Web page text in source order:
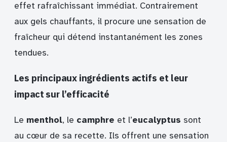
effet rafraîchissant immédiat. Contrairement
aux gels chauffants, il procure une sensation de
fraîcheur qui détend instantanément les zones
tendues.
Les principaux ingrédients actifs et leur
impact sur l’efficacité
Le menthol, le camphre et l’eucalyptus sont
au cœur de sa recette. Ils offrent une sensation